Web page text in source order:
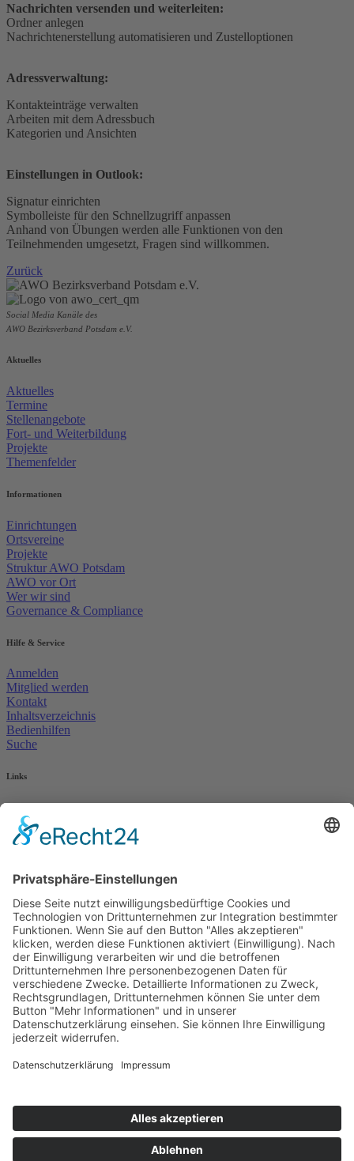
Nachrichten versenden und weiterleiten:
Ordner anlegen
Nachrichtenerstellung automatisieren und Zustelloptionen
Adressverwaltung:
Kontakteinträge verwalten
Arbeiten mit dem Adressbuch
Kategorien und Ansichten
Einstellungen in Outlook:
Signatur einrichten
Symbolleiste für den Schnellzugriff anpassen
Anhand von Übungen werden alle Funktionen von den
Teilnehmenden umgesetzt, Fragen sind willkommen.
Zurück
Social Media Kanäle des
AWO Bezirksverband Potsdam e.V.
Aktuelles
Aktuelles
Termine
Stellenangebote
Fort- und Weiterbildung
Projekte
Themenfelder
Informationen
Einrichtungen
Ortsvereine
Projekte
Struktur AWO Potsdam
AWO vor Ort
Wer wir sind
Governance & Compliance
Hilfe & Service
Anmelden
Mitglied werden
Kontakt
Inhaltsverzeichnis
Bedienhilfen
Suche
Links
AWO Jobportal
AWO Ehrenamt Portal
AWO Schulgesundheitsfachkräfte
AWO Pflegeberatung
AWO Kulturhaus Babelsberg
Arbeit mit Behinderung
AWO Büro Kindermut
Kulturland Brandenburg
AWO Selbsthilfe
AWO eLearning
Kultur für JEDEN
AWO 1plus9
Dachverband Freie Suchtselbsthilfe
© 1990 - 2026 Arbeiterwohlfahrt Bezirksverband Potsdam e. V.
Impressum|Datenschutz|Barrierefreiheitserklärung
Mutige Mutmacher*innen gesucht!